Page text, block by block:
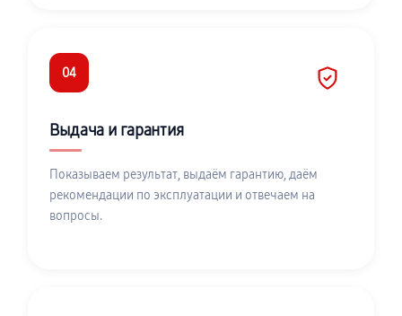
04
Выдача и гарантия
Показываем результат, выдаём гарантию, даём
рекомендации по эксплуатации и отвечаем на
вопросы.